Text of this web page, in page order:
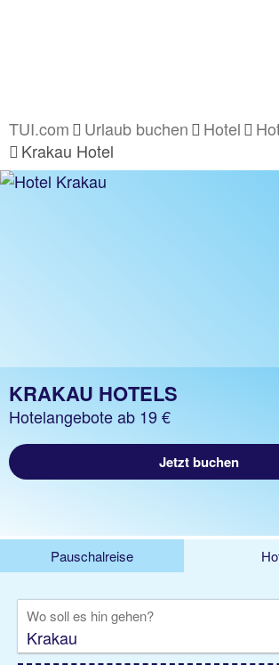
TUI.com Urlaub buchen Hotel
Krakau Hotel
KRAKAU HOTELS
Hotelangebote ab 19 €
Jetzt buchen
Pauschalreise
Kreuzfahrten
Rundreisen
Privattransfer
Zusatzleistungen
Wo soll es hin gehen?